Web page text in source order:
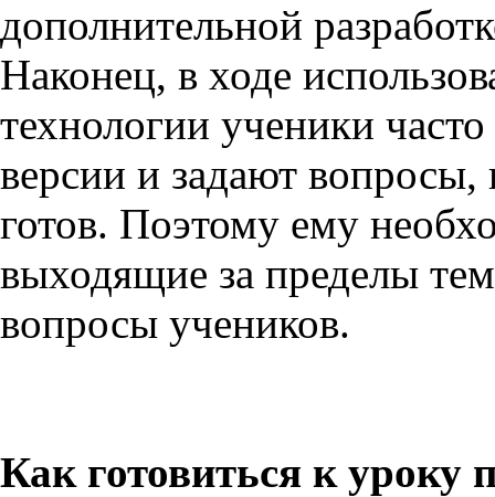
дополнительной
Наконец, в ходе
технологии ученики
версии и задают
готов. Поэтому ему
выходящие за пределы
вопросы учеников.
Как готовиться к уроку